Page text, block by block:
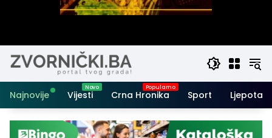
Najnovije Vijesti Crna Hronika Sport Ljepota i